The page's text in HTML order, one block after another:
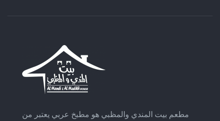
مطعم بيت المندي والمظبي هو مطبخ عربي يعتبر من